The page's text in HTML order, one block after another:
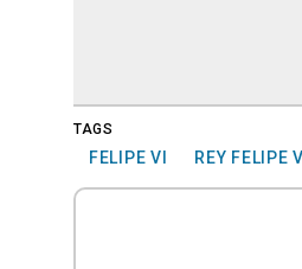
TAGS
FELIPE VI REY FELIPE